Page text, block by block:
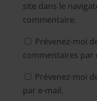
site dans le
commentaire.
Prévenez-moi
commentaires par
Prévenez-moi
par e-mail.